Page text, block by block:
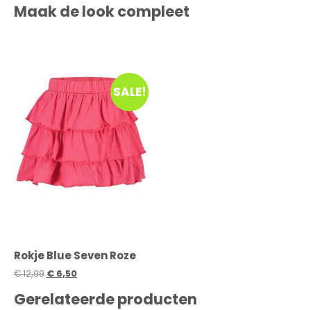
Maak de look compleet
SALE!
Rokje Blue Seven Roze
€12,99 € 6,50
Gerelateerde producten